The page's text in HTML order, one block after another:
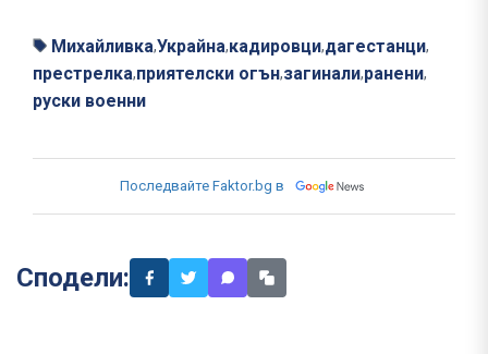
Михайливка,Украйна,кадировци,дагестанци,
престрелка,приятелски огън,загинали,ранени,
руски военни
Последвайте Faktor.bg в
Сподели: